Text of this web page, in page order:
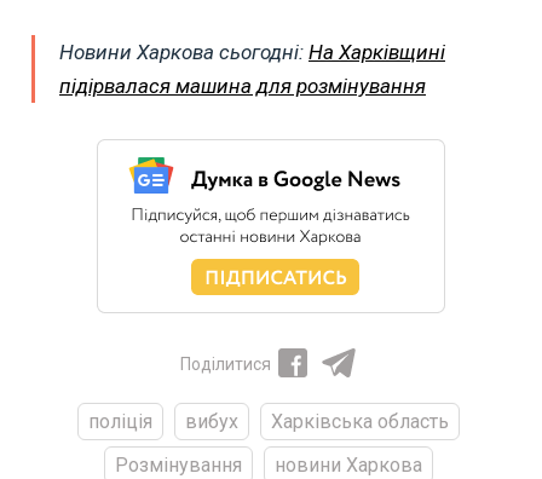
Новини Харкова сьогодні: На Харківщині
підірвалася машина для розмінування
Поділитися
поліція вибух
Харківська область
Розмінування
новини Харкова